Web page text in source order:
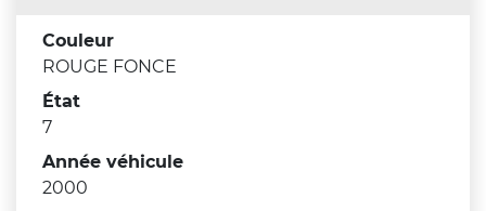
Couleur
ROUGE FONCE
État
7
Année véhicule
2000